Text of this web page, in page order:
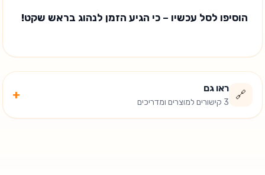
הוסיפו לסל עכשיו – כי הגיע הזמן לנהוג בראש שקט!
🔗
ראו גם
3 קישורים למוצרים ומדריכים
+